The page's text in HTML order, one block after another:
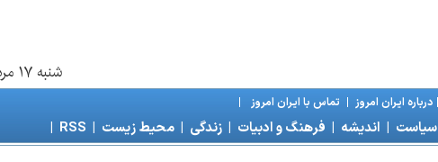
شنبه ۱۷ مرداد ۱۴۰۵
|درباره ايران امروز | تماس با ايران امروز |
سياست | انديشه | فرهنگ و ادبيات | زندگی | محیط زیست |
RSS
|